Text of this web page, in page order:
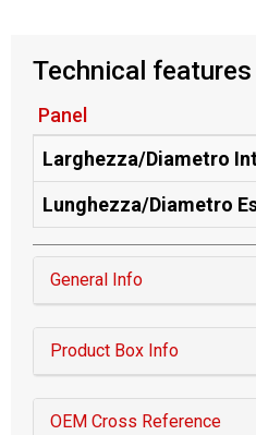
Technical features
Panel
Larghezza/Diametro
Lunghezza/Diametro
General Info
Product Box Info
OEM Cross Reference